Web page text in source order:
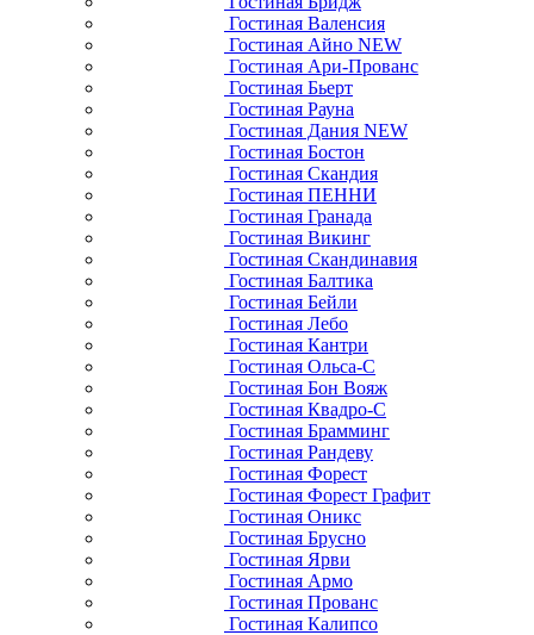
Гостиная Валенсия
Гостиная Айно NEW
Гостиная Ари-Прованс
Гостиная Бьерт
Гостиная Рауна
Гостиная Дания NEW
Гостиная Бостон
Гостиная Скандия
Гостиная ПЕННИ
Гостиная Гранада
Гостиная Викинг
Гостиная Скандинавия
Гостиная Балтика
Гостиная Бейли
Гостиная Лебо
Гостиная Кантри
Гостиная Ольса-С
Гостиная Бон Вояж
Гостиная Квадро-С
Гостиная Брамминг
Гостиная Рандеву
Гостиная Форест
Гостиная Форест Графит
Гостиная Оникс
Гостиная Брусно
Гостиная Ярви
Гостиная Армо
Гостиная Прованс
Гостиная Калипсо